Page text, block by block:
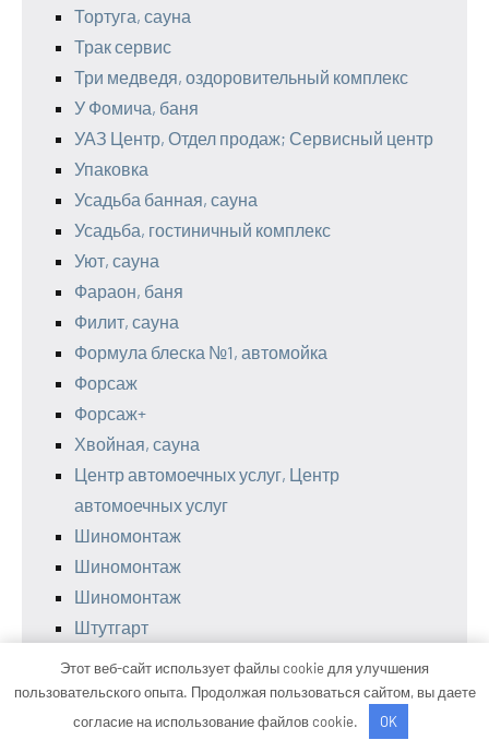
Тортуга, сауна
Трак сервис
Три медведя, оздоровительный комплекс
У Фомича, баня
УАЗ Центр, Отдел продаж; Сервисный центр
Упаковка
Усадьба банная, сауна
Усадьба, гостиничный комплекс
Уют, сауна
Фараон, баня
Филит, сауна
Формула блеска №1, автомойка
Форсаж
Форсаж+
Хвойная, сауна
Центр автомоечных услуг, Центр
автомоечных услуг
Шиномонтаж
Шиномонтаж
Шиномонтаж
Штутгарт
ШумаНет23
Экватор, сауна
Эксклюзив, сауна
Этот веб-сайт использует файлы cookie для улучшения
пользовательского опыта. Продолжая пользоваться сайтом, вы даете
согласие на использование файлов cookie.
OK